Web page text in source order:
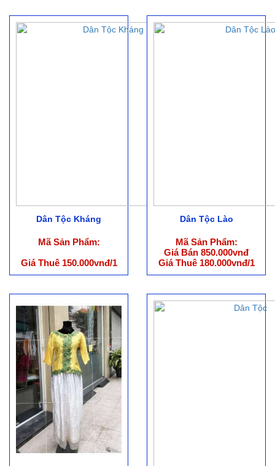
Dân Tộc Kháng
Mã Sản Phẩm:
Giá Thuê 150.000vnđ/1
bộ (ko bao gồm phụ
Dân Tộc Lào
Mã Sản Phẩm:
Giá Bán 850.000vnđ
Giá Thuê 180.000vnđ/1
bộ (ko bao gồm phụ